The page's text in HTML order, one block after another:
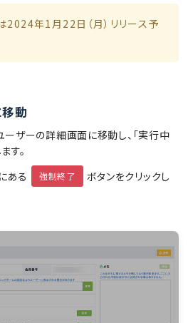
年1月22日（月）リリース予
動
ザーの詳細画面に移動し、「実行中
す。
ある
強制終了
ボタンをクリックし